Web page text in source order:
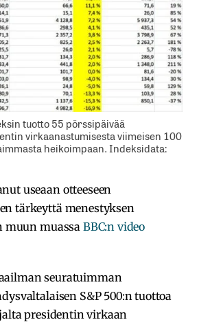
tuotto 55 pörssipäivää
virkaanastumisesta viimeisen 100
heikoimpaan. Indeksidata:
useaan otteeseen
tärkeyttä menestyksen
muassa BBC:n video
seuratuimman
S&P 500:n tuottoa
presidentin virkaan